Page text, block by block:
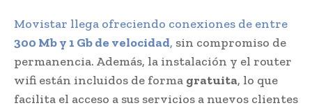
Movistar llega ofreciendo conexiones de entre
300 Mb y 1 Gb de velocidad, sin compromiso de
permanencia. Además, la instalación y el router
wifi están incluidos de forma gratuita, lo que
facilita el acceso a sus servicios a nuevos clientes